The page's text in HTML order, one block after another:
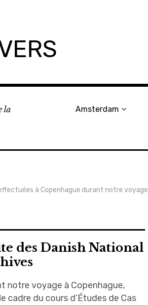
la
Amsterdam
à Copenhague durant notre voyage
des Danish National
notre voyage à Copenhague,
cadre du cours d’Études de Cas